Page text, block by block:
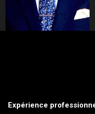
et
Expérience